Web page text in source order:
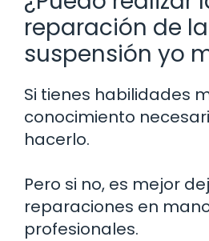
reparación de la
suspensión yo
Si tienes habilidades
conocimiento
hacerlo.
Pero si no, es mejor
reparaciones en
profesionales.